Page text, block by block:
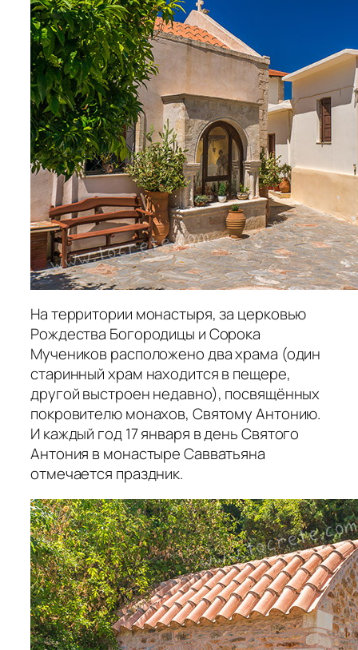
На территории монастыря, за церковью
Рождества Богородицы и Сорока
Мучеников расположено два храма (один
старинный храм находится в пещере,
другой выстроен недавно), посвящённых
покровителю монахов, Святому Антонию.
И каждый год 17 января в день Святого
Антония в монастыре Савватьяна
отмечается праздник.